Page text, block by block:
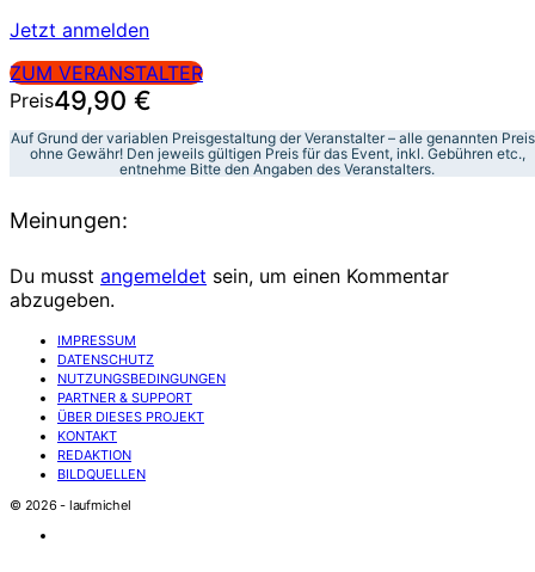
Jetzt anmelden
ZUM VERANSTALTER
Preis49,90 €
Auf Grund der variablen Preisgestaltung der Veranstalter – alle genannten
ohne Gewähr! Den jeweils gültigen Preis für das Event, inkl. Gebühren etc.,
entnehme Bitte den Angaben des Veranstalters.
Meinungen:
Du musst angemeldet sein, um einen Kommentar
abzugeben.
IMPRESSUM
DATENSCHUTZ
NUTZUNGSBEDINGUNGEN
PARTNER & SUPPORT
ÜBER DIESES PROJEKT
KONTAKT
REDAKTION
BILDQUELLEN
© 2026 - laufmichel